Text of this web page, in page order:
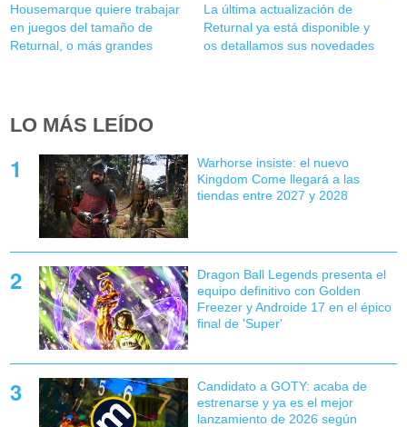
Housemarque quiere trabajar
en juegos del tamaño de
Returnal, o más grandes
La última actualización de
Returnal ya está disponible y
os detallamos sus novedades
LO MÁS LEÍDO
Warhorse insiste: el nuevo
Kingdom Come llegará a las
tiendas entre 2027 y 2028
Dragon Ball Legends presenta el
equipo definitivo con Golden
Freezer y Androide 17 en el épico
final de 'Super'
Candidato a GOTY: acaba de
estrenarse y ya es el mejor
lanzamiento de 2026 según